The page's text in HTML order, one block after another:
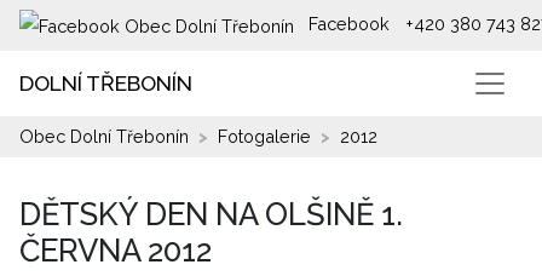
Facebook +420 380 743
DOLNÍ TŘEBONÍN
Obec Dolní Třebonín Fotogalerie 2012
DĚTSKÝ DEN NA OLŠINĚ 1.
ČERVNA 2012